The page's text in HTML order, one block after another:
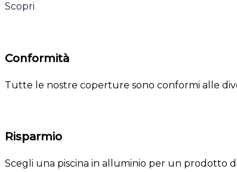
Scopri
Conformità
Tutte le nostre coperture sono conformi alle
Risparmio
Scegli una piscina in alluminio per un prodotto